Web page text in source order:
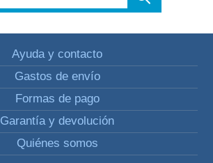
Ayuda y contacto
Gastos de envío
Formas de pago
Garantía y devolución
Quiénes somos